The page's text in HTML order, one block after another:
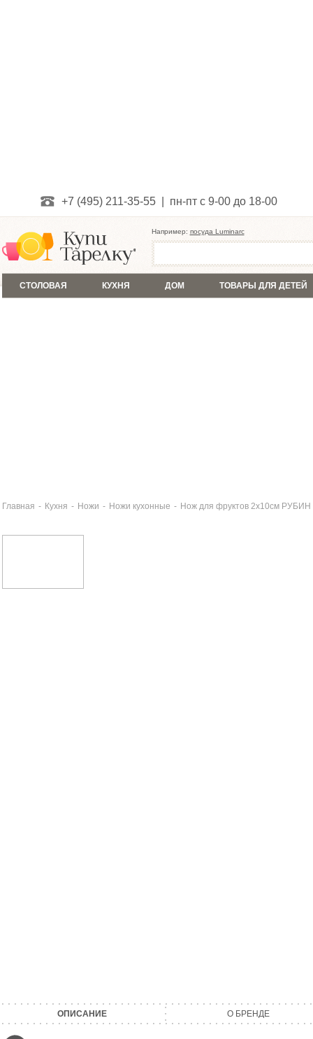
+7 (495) 211-35-55 | пн-пт с 9-00 до 18-00
Например: посуда Luminarc
СТОЛОВАЯ КУХНЯ ДОМ ТОВАРЫ ДЛЯ ДЕТЕЙ
Главная - Кухня - Ножи - Ножи кухонные - Нож для фруктов 2х10см РУБИН
ОПИСАНИЕ О БРЕНДЕ